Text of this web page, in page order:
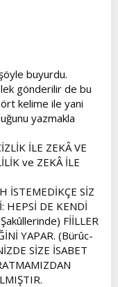
buyurdu.
gönderilir de bu
kelime ile yani
yazmakla
İLE ZEKÂ VE
ve ZEKÂ İLE
İSTEMEDİKÇE SİZ
HEPSİ DE KENDİ
FİİLLER
YAPAR. (Bürûc-
SİZE İSABET